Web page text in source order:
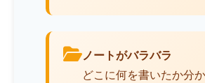
ノートがバラバラ
どこに何を書いたか分